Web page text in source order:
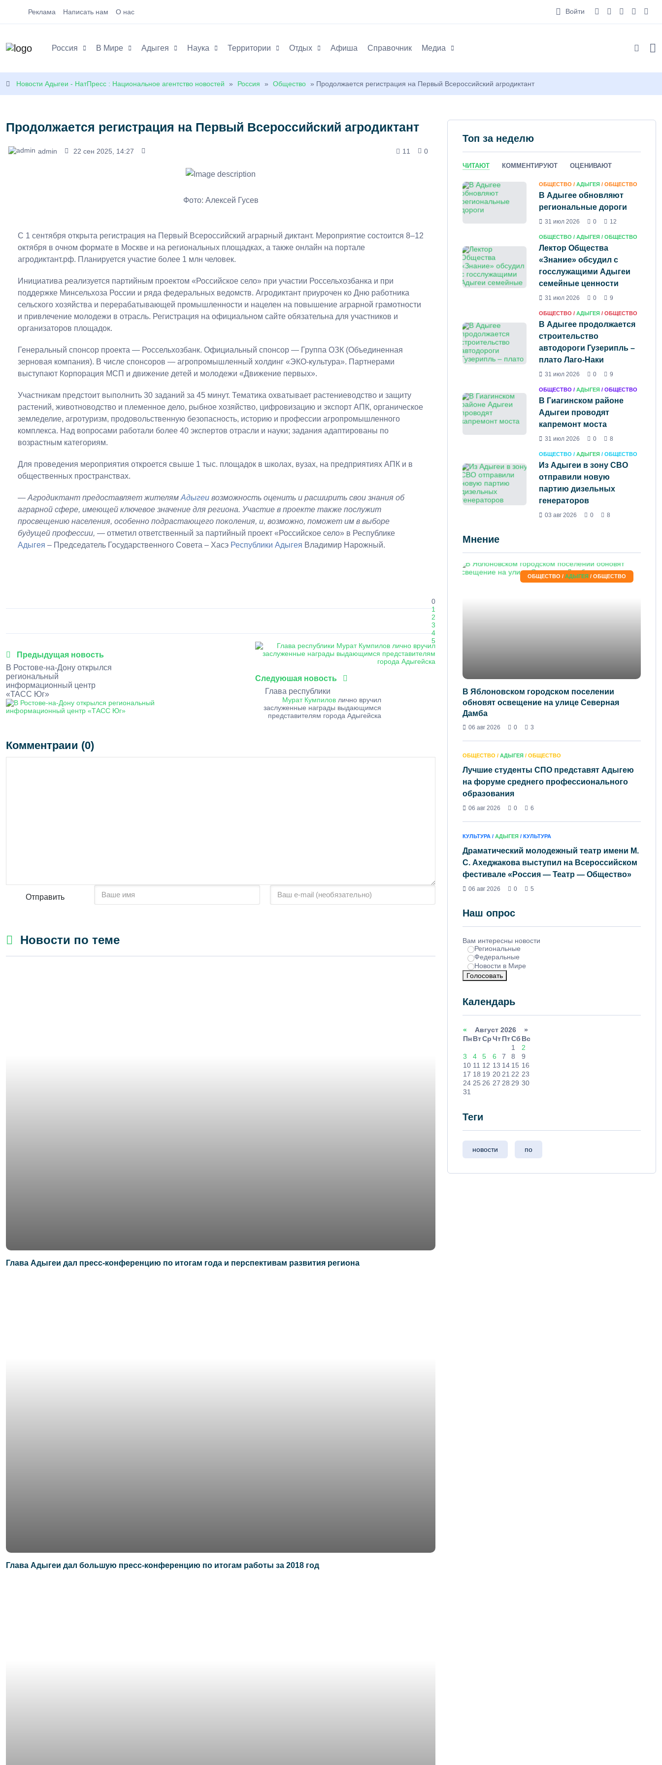
Реклама Написать нам О нас Войти
Россия В Мире Адыгея Наука Территории Отдых Афиша Справочник Медиа
Новости Адыгеи - НатПресс : Национальное агентство новостей » Россия » Общество » Продолжается регистрация на Первый Всероссийский агродиктант
Продолжается регистрация на Первый Всероссийский агродиктант
admin 22 сен 2025, 14:27 11 0
Фото: Алексей Гусев
С 1 сентября открыта регистрация на Первый Всероссийский аграрный диктант. Мероприятие состоится 8–12
октября в очном формате в Москве и на региональных площадках, а также онлайн на портале
агродиктант.рф. Планируется участие более 1 млн человек.
Инициатива реализуется партийным проектом «Российское село» при участии Россельхозбанка и при
поддержке Минсельхоза России и ряда федеральных ведомств. Агродиктант приурочен ко Дню работника
сельского хозяйства и перерабатывающей промышленности и нацелен на повышение аграрной грамотности
и привлечение молодежи в отрасль. Регистрация на официальном сайте обязательна для участников и
организаторов площадок.
Генеральный спонсор проекта — Россельхозбанк. Официальный спонсор — Группа ОЗК (Объединенная
зерновая компания). В числе спонсоров — агропромышленный холдинг «ЭКО-культура». Партнерами
выступают Корпорация МСП и движение детей и молодежи «Движение первых».
Участникам предстоит выполнить 30 заданий за 45 минут. Тематика охватывает растениеводство и защиту
растений, животноводство и племенное дело, рыбное хозяйство, цифровизацию и экспорт АПК, органическое
земледелие, агротуризм, продовольственную безопасность, историю и профессии агропромышленного
комплекса. Над вопросами работали более 40 экспертов отрасли и науки; задания адаптированы по
возрастным категориям.
Для проведения мероприятия откроется свыше 1 тыс. площадок в школах, вузах, на предприятиях АПК и в
общественных пространствах.
— Агродиктант предоставляет жителям Адыгеи возможность оценить и расширить свои знания об
аграрной сфере, имеющей ключевое значение для региона. Участие в проекте также послужит
просвещению населения, особенно подрастающего поколения, и, возможно, поможет им в выборе
будущей профессии, — отметил ответственный за партийный проект «Российское село» в Республике
Адыгея – Председатель Государственного Совета – Хасэ Республики Адыгея Владимир Нарожный.
0
1
2
3
4
5
Предыдущая новость
В Ростове-на-Дону открылся
региональный
информационный центр
«ТАСС Юг»
Следуюшая новость
Глава республики
Мурат Кумпилов лично вручил
заслуженные награды выдающимся
представителям города Адыгейска
Комментраии (0)
Отправить
Новости по теме
Глава Адыгеи дал пресс-конференцию по итогам года и перспективам развития региона
Глава Адыгеи дал большую пресс-конференцию по итогам работы за 2018 год
Топ за неделю
ЧИТАЮТ КОММЕНТИРУЮТ ОЦЕНИВАЮТ
ОБЩЕСТВО / АДЫГЕЯ / ОБЩЕСТВО
В Адыгее обновляют
региональные дороги
31 июл 2026 0 12
ОБЩЕСТВО / АДЫГЕЯ / ОБЩЕСТВО
Лектор Общества
«Знание» обсудил с
госслужащими Адыгеи
семейные ценности
31 июл 2026 0 9
ОБЩЕСТВО / АДЫГЕЯ / ОБЩЕСТВО
В Адыгее продолжается
строительство
автодороги Гузерипль –
плато Лаго-Наки
31 июл 2026 0 9
ОБЩЕСТВО / АДЫГЕЯ / ОБЩЕСТВО
В Гиагинском районе
Адыгеи проводят
капремонт моста
31 июл 2026 0 8
ОБЩЕСТВО / АДЫГЕЯ / ОБЩЕСТВО
Из Адыгеи в зону СВО
отправили новую
партию дизельных
генераторов
03 авг 2026 0 8
Мнение
ОБЩЕСТВО / АДЫГЕЯ / ОБЩЕСТВО
В Яблоновском городском поселении
обновят освещение на улице Северная
Дамба
06 авг 2026 0 3
ОБЩЕСТВО / АДЫГЕЯ / ОБЩЕСТВО
Лучшие студенты СПО представят Адыгею
на форуме среднего профессионального
образования
06 авг 2026 0 6
КУЛЬТУРА / АДЫГЕЯ / КУЛЬТУРА
Драматический молодежный театр имени М.
С. Ахеджакова выступил на Всероссийском
фестивале «Россия — Театр — Общество»
06 авг 2026 0 5
Наш опрос
Вам интересны новости
Региональные
Федеральные
Новости в Мире
Голосовать
Календарь
« Август 2026 »
ПнВтСрЧтПтСб Вс
1
2
3
4 5 6 7 8
9
10 11 12 13 14 15 16
17 18 19 20 21 22 23
24 25 26 27 28 29 30
31
Теги
новости по